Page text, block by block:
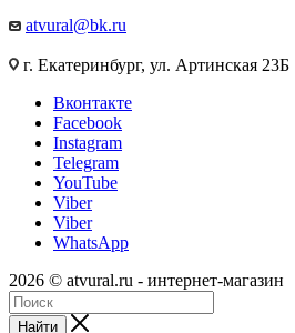
atvural@bk.ru
г. Екатеринбург, ул. Артинская 23Б
Вконтакте
Facebook
Instagram
Telegram
YouTube
Viber
Viber
WhatsApp
2026 © atvural.ru - интернет-магазин
Найти